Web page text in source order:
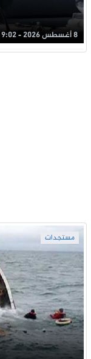
8 أغسطس 2026 - 9:02
مستجدات